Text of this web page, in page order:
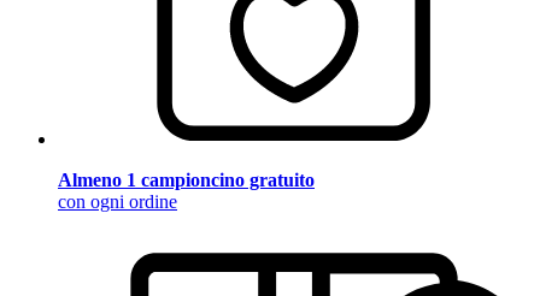
Almeno 1 campioncino gratuito
con ogni ordine